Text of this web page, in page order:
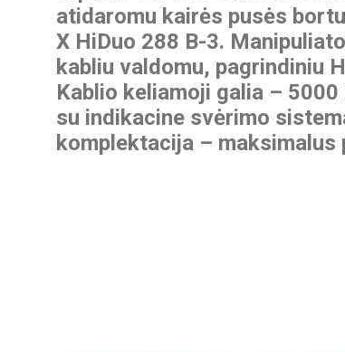
atidaromu kairės pusės
X HiDuo 288 B-3.
kabliu valdomu, pagrindiniu
Kablio keliamoji galia –
su indikacine svėrimo
komplektacija –